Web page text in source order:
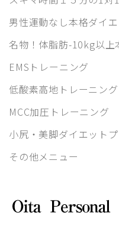
男性運動なし本格ダイ
名物！体脂肪-10kg以上
EMSトレーニング
低酸素高地トレーニング
MCC加圧トレーニング
小尻・美脚ダイエット
その他メニュー